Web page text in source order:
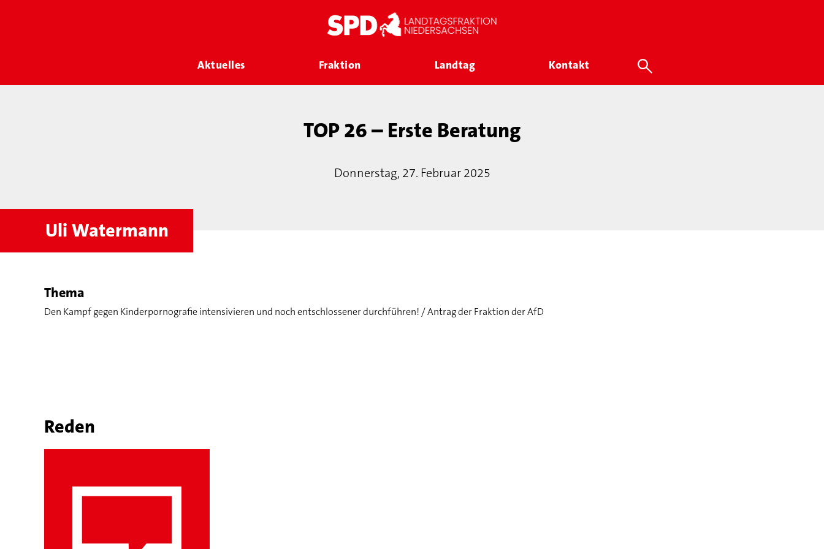
Aktuelles Fraktion Landtag Kontakt
TOP 26 – Erste Beratung
Donnerstag, 27. Februar 2025
Uli Watermann
Thema
Den Kampf gegen Kinderpornografie intensivieren und noch entschlossener durchführen! / Antrag der Fraktion der AfD
Reden